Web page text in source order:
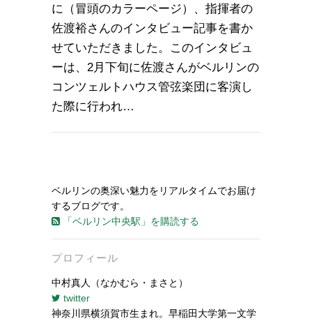
に（冒頭のカラーページ）、指揮者の
佐渡裕さんのインタビュー記事を書か
せていただきました。このインタビュ
ーは、2月下旬に佐渡さんがベルリンの
コンツェルトハウス管弦楽団に客演し
た際に行われ…
ベルリンの奥深い魅力をリアルタイムでお届け
するブログです。
「ベルリン中央駅」を購読する
プロフィール
中村真人（なかむら・まさと）
twitter
神奈川県横須賀市生まれ。早稲田大学第一文学